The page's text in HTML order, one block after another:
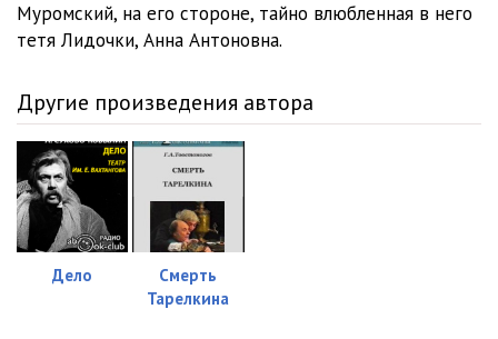
Муромский, на его стороне, тайно влюбленная в него
тетя Лидочки, Анна Антоновна.
Другие произведения автора
Дело
Смерть
Тарелкина